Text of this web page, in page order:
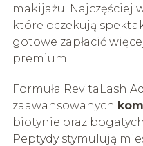
makijażu. Najczęściej
które oczekują
gotowe zapłacić
premium.
Formuła RevitaLash
zaawansowanych
biotynie oraz
Peptydy stymulują